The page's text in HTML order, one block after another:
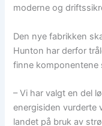
moderne og
Den nye fabrikken
Hunton har derfor
finne komponentene
– Vi har valgt en del
energisiden vurderte
landet på bruk av